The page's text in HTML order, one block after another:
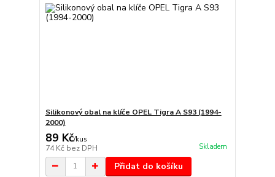
Silikonový obal na klíče OPEL Tigra A S93 (1994-
2000)
89 Kč/kus
74 Kč bez DPH Skladem
Přidat do košíku